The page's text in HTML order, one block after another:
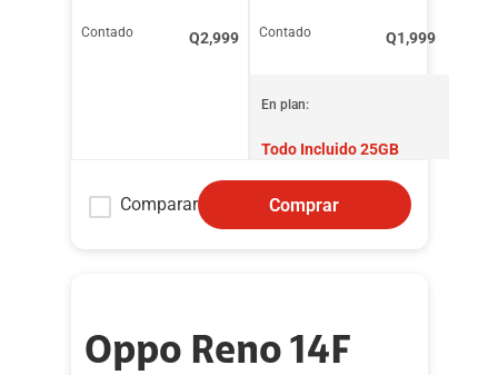
Contado Q2,999 Contado Q1,999
En plan:
Todo Incluido 25GB
Comparar Comprar
Oppo Reno 14F